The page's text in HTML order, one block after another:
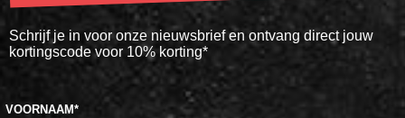
Schrijf je in voor onze nieuwsbrief en ontvang direct jouw
kortingscode voor 10% korting*
VOORNAAM*